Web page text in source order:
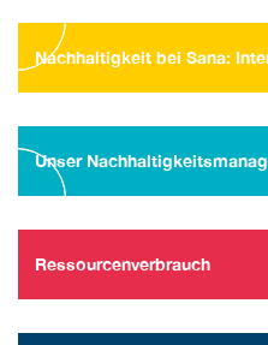
Nachhaltigkeit bei Sana:
Unser
Ressourcenverbrauch